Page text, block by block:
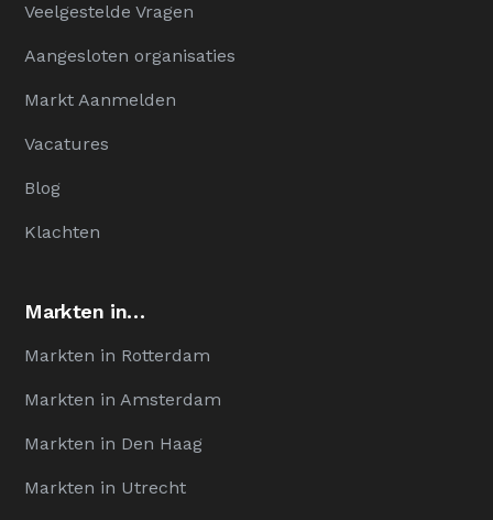
Veelgestelde Vragen
Aangesloten organisaties
Markt Aanmelden
Vacatures
Blog
Klachten
Markten in…
Markten in Rotterdam
Markten in Amsterdam
Markten in Den Haag
Markten in Utrecht